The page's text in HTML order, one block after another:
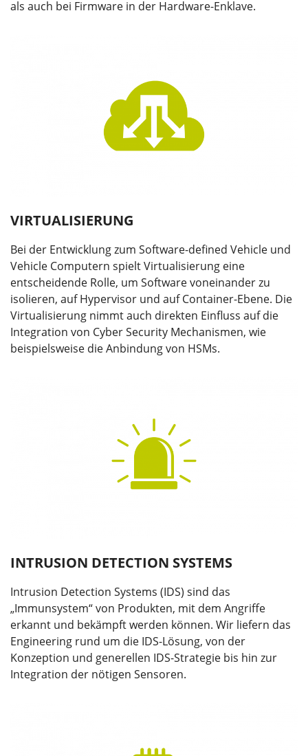
als auch bei Firmware in der Hardware-Enklave.
VIRTUALISIERUNG
Bei der Entwicklung zum Software-defined Vehicle und
Vehicle Computern spielt Virtualisierung eine
entscheidende Rolle, um Software voneinander zu
isolieren, auf Hypervisor und auf Container-Ebene. Die
Virtualisierung nimmt auch direkten Einfluss auf die
Integration von Cyber Security Mechanismen, wie
beispielsweise die Anbindung von HSMs.
INTRUSION DETECTION SYSTEMS
Intrusion Detection Systems (IDS) sind das
„Immunsystem“ von Produkten, mit dem Angriffe
erkannt und bekämpft werden können. Wir liefern das
Engineering rund um die IDS-Lösung, von der
Konzeption und generellen IDS-Strategie bis hin zur
Integration der nötigen Sensoren.